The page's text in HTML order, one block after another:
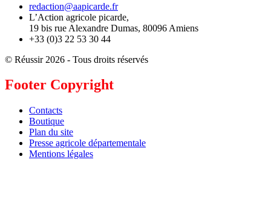
redaction@aapicarde.fr
L’Action agricole picarde,
19 bis rue Alexandre Dumas, 80096 Amiens
+33 (0)3 22 53 30 44
© Réussir 2026 - Tous droits réservés
Footer Copyright
Contacts
Boutique
Plan du site
Presse agricole départementale
Mentions légales